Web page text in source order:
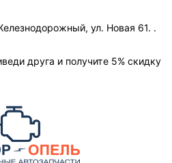
ул. Новая 61. .
друга и получите 5% скидку